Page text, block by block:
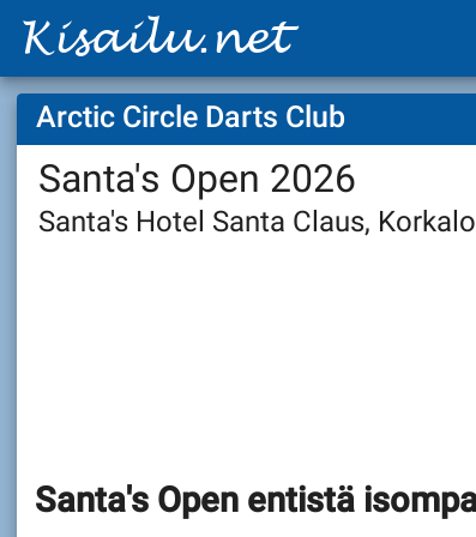
Arctic Circle Darts Club
Santa's Open 2026
Santa's Hotel Santa Claus,
Santa's Open entistä